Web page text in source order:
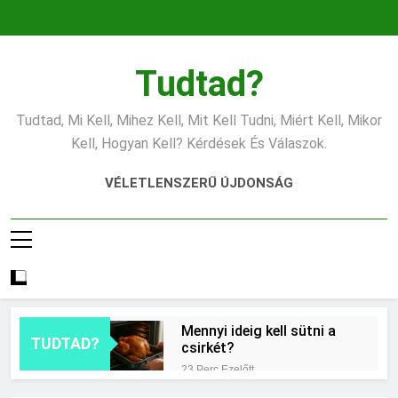
Tudtad?
Tudtad, Mi Kell, Mihez Kell, Mit Kell Tudni, Miért Kell, Mikor
Kell, Hogyan Kell? Kérdések És Válaszok.
VÉLETLENSZERŰ ÚJDONSÁG
TUDTAD?
Mennyi ideig kell sütni a
csirkét?
23 Perc Ezelőtt